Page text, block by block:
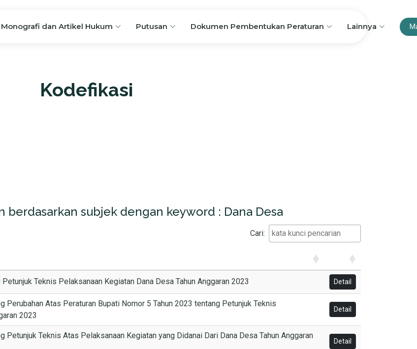
Monografi dan Artikel Hukum Putusan Dokumen Pembentukan Peraturan Lainnya
Kodefikasi
subjek dengan keyword : Dana Desa
Cari:
Teknis Pelaksanaan Kegiatan Dana Desa Tahun Anggaran 2023 Detail
Perubahan Atas Peraturan Bupati Nomor 5 Tahun 2023 tentang Petunjuk Teknis
2023
Detail
Petunjuk Teknis Atas Pelaksanaan Kegiatan yang Didanai Dari Dana Desa Tahun Anggaran
Detail